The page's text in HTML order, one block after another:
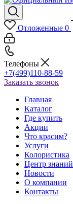
Отложенные 0
Телефоны
+7(499)110-88-59
Заказать звонок
Главная
Каталог
Где купить
Акции
Что красим?
Услуги
Колористика
Центр знаний
Новости
О компании
Контакты